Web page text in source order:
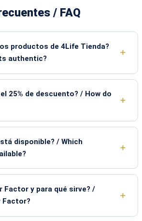
/ FAQ
productos de 4Life Tienda?
authentic?
25% de descuento? / How do
disponible? / Which
Factor y para qué sirve? /
Factor?